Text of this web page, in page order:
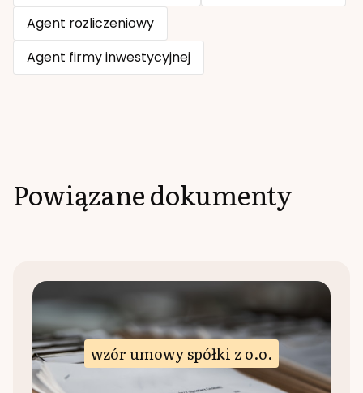
Agent rozliczeniowy
Agent firmy inwestycyjnej
Powiązane dokumenty
wzór umowy spółki z o.o.